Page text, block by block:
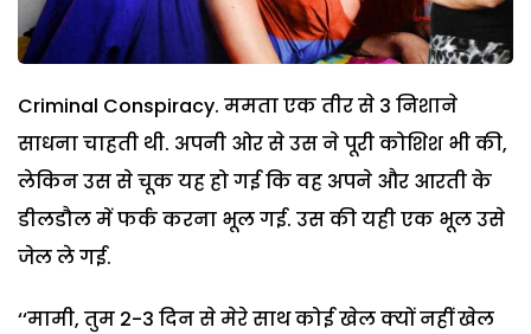
Criminal Conspiracy. ममता एक तीर से 3 निशाने
साधना चाहती थी. अपनी ओर से उस ने पूरी कोशिश भी की,
लेकिन उस से चूक यह हो गई कि वह अपने और आरती के
डीलडौल में फर्क करना भूल गई. उस की यही एक भूल उसे
जेल ले गई.
‘‘मामी, तुम 2-3 दिन से मेरे साथ कोई खेल क्यों नहीं खेल